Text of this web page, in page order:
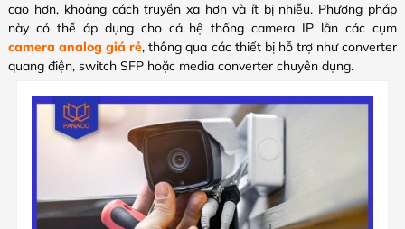
cao hơn, khoảng cách truyền xa hơn và ít bị nhiễu. Phương pháp
này có thể áp dụng cho cả hệ thống camera IP lẫn các cụm
camera analog giá rẻ, thông qua các thiết bị hỗ trợ như converter
quang điện, switch SFP hoặc media converter chuyên dụng.